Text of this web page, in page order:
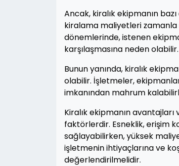
Ancak, kiralık ekipmanın
kiralama maliyetleri zamanla
dönemlerinde, istenen
karşılaşmasına neden olabilir.
Bunun yanında, kiralık
olabilir. İşletmeler,
imkanından mahrum
Kiralık ekipmanın
faktörlerdir. Esneklik, erişim
sağlayabilirken, yüksek
işletmenin ihtiyaçlarına ve
değerlendirilmelidir.